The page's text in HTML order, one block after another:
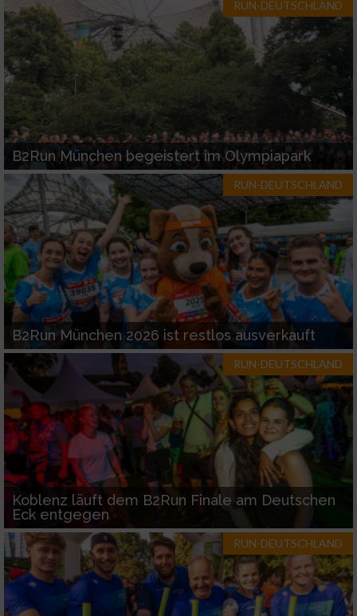
RUN-DEUTSCHLAND
B2Run München begeistert im Olympiapark
RUN-DEUTSCHLAND
B2Run München 2026 ist restlos ausverkauft
RUN-DEUTSCHLAND
Koblenz läuft dem B2Run Finale am Deutschen
Eck entgegen
RUN-DEUTSCHLAND
Werbung